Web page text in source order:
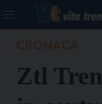
Ztl